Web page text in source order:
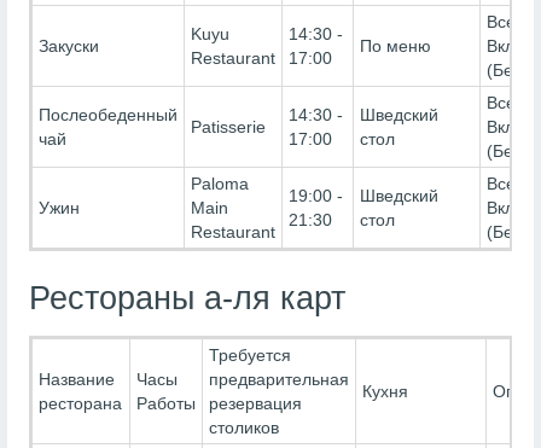
Закуски
Kuyu
Restaurant
14:30 -
17:00
По меню
Все
Послеобеденный
чай
Patisserie
14:30 -
17:00
Шведский
стол
Все
Ужин
Paloma
Main
Restaurant
19:00 -
21:30
Шведский
стол
Все
Рестораны а-ля карт
Название
ресторана
Часы
Работы
Требуется
предварительная
резервация
столиков
Кухня